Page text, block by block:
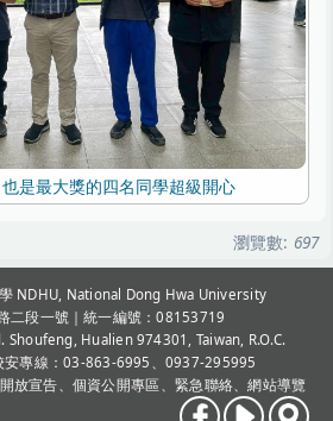
是最大獎的四名同學超級開心
瀏覽數: 697
NDHU, National Dong Hwa University
二段一號｜統一編號：08153719
Shoufeng, Hualien 974301, Taiwan, R.O.C.
安專線：03-863-6995、0937-295995
放宣告、 個資公開專區 、緊急聯絡、網站導覽